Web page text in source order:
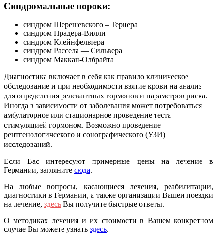
Синдромальные пороки:
синдром Шерешевского – Тернера
синдром Прадера-Вилли
синдром Клейнфельтера
синдром Рассела — Сильвера
синдром Маккан-Олбрайта
Диагностика включает в себя как правило клиническое
обследование и при необходимости взятие крови на анализ
для определения релевантных гормонов и параметров риска.
Иногда в зависимости от заболевания может потребоваться
амбулаторное или стационарное проведение теста
стимуляцией гормоном. Возможно проведение
рентгенологичсекого и сонографического (УЗИ)
исследований.
Если Вас интересуют примерные цены на лечение в
Германии, загляните сюда.
На любые вопросы, касающиеся лечения, реабилитации,
диагностики в Германии, а также организации Вашей поездки
на лечение, здесь Вы получите быстрые ответы.
О методиках лечения и их стоимости в Вашем конкретном
случае Вы можете узнать здесь.